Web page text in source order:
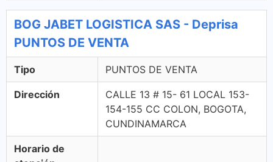
BOG JABET LOGISTICA SAS - Deprisa
PUNTOS DE VENTA
Tipo PUNTOS DE VENTA
Dirección
CALLE 13 # 15- 61 LOCAL 153-
154-155 CC COLON, BOGOTA,
CUNDINAMARCA
Horario de